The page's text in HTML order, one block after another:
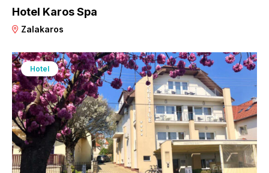
Hotel Karos Spa
Zalakaros
Hotel